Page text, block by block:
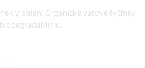
v balení.Organické vatové tyčinky